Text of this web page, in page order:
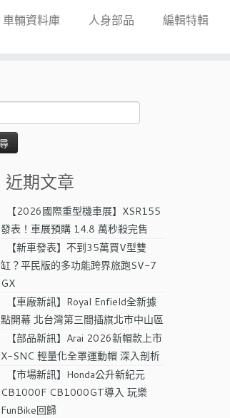
車輛資料庫 人身部品 編輯特輯
近期文章
【2026國際重型機車展】XSR155
發表！車展預購 14.8 萬秒殺完售
【新車發表】不到35萬買V型雙
缸？平民版的多功能跨界旅跑SV-7
GX
【車廠新訊】Royal Enfield全新據
點開幕 北台灣第三間插旗北市中山區
【部品新訊】Arai 2026新帽款上市
X-SNC 輕量化全罩運動帽 深入剖析
【市場新訊】Honda公升新紀元
CB1000F CB1000GT導入 玩樂
FunBike回歸